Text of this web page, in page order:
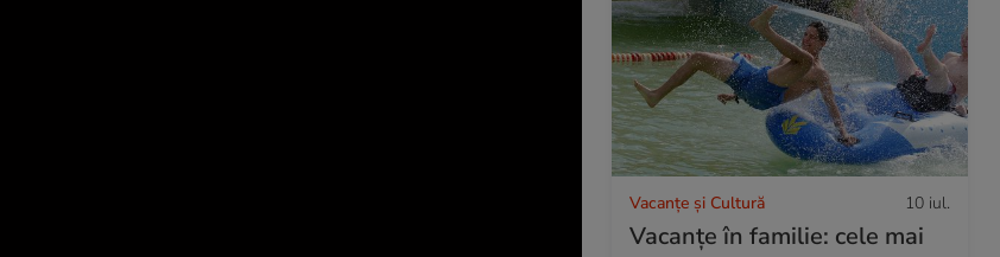
Vacanțe și Cultură 10 iul.
Vacanțe în familie: cele mai